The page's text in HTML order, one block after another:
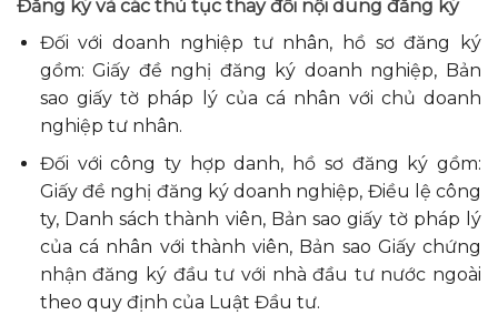
Đăng ký và các thủ tục thay đổi nội dung đăng ký
Đối với doanh nghiệp tư nhân, hồ sơ đăng ký
gồm: Giấy đề nghị đăng ký doanh nghiệp, Bản
sao giấy tờ pháp lý của cá nhân với chủ doanh
nghiệp tư nhân.
Đối với công ty hợp danh, hồ sơ đăng ký gồm:
Giấy đề nghị đăng ký doanh nghiệp, Điều lệ công
ty, Danh sách thành viên, Bản sao giấy tờ pháp lý
của cá nhân với thành viên, Bản sao Giấy chứng
nhận đăng ký đầu tư với nhà đầu tư nước ngoài
theo quy định của Luật Đầu tư.